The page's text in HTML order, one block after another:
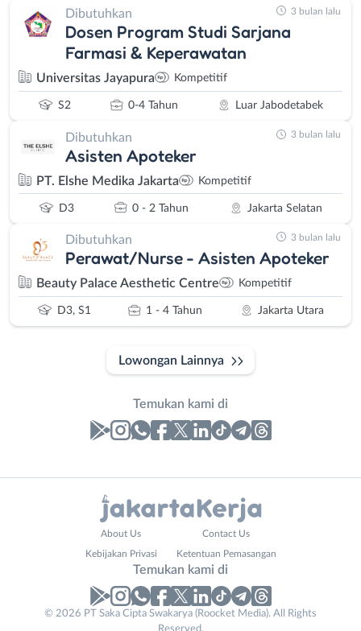
Dibutuhkan
Dosen Program Studi Sarjana
Farmasi & Keperawatan
Universitas Jayapura Kompetitif
S2 0-4 Tahun Luar Jabodetabek
3 bulan lalu
Dibutuhkan
Asisten Apoteker
PT. Elshe Medika Jakarta Kompetitif
D3 0 - 2 Tahun Jakarta Selatan
3 bulan lalu
Dibutuhkan
Perawat/Nurse - Asisten Apoteker
Beauty Palace Aesthetic Centre Kompetitif
D3, S1 1 - 4 Tahun Jakarta Utara
3 bulan lalu
Lowongan Lainnya
Temukan kami di
No. Telp /
About Us Contact Us
Kebijakan Privasi Ketentuan Pemasangan
Temukan kami di
© 2026 PT Saka Cipta Swakarya (Roocket Media). All Rights
Reserved.